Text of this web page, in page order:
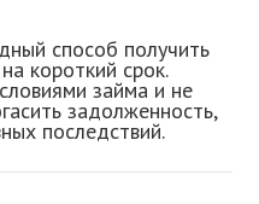
способ получить
короткий срок.
займа и не
задолженность,
последствий.